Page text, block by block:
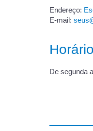
Endereço:
E-mail:
De segunda